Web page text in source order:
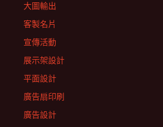
大圖輸出
客製名片
宣傳活動
展示架設計
平面設計
廣告扇印刷
廣告設計